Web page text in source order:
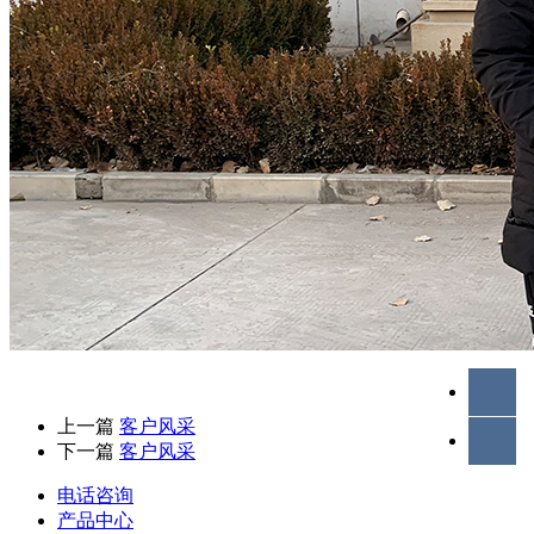
上一篇 客户风采
下一篇 客户风采
电话咨询
产品中心